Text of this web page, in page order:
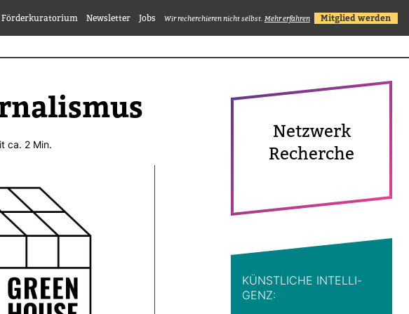
Förderkuratorium Newsletter Jobs Wir recherchieren nicht selbst. Mehr erfahren Mitglied werden
ca. 2 Min.
Netz­werk
Recherche
KÜNST­LICHE INTEL­LI­
GENZ: